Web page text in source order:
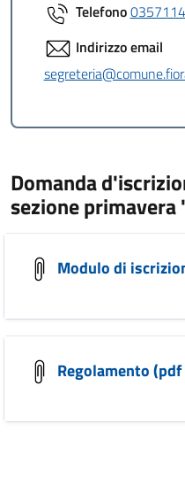
Telefono
Indirizzo email
Domanda
sezione primavera
Modulo di
Regolamento